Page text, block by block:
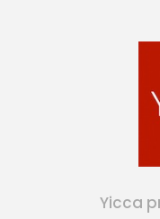
Yicca